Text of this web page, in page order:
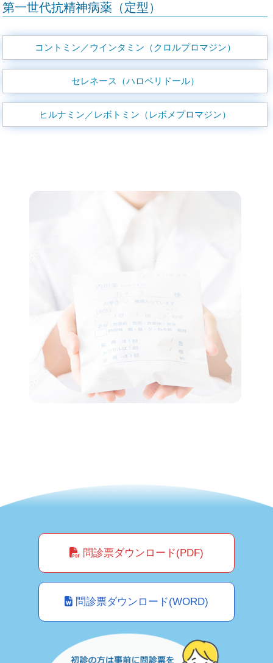
第一世代抗精神病薬（定型）
コントミン／ウインタミン（クロルプロマジン）
セレネース（ハロペリドール）
ヒルナミン／レボトミン（レボメプロマジン）
問診票ダウンロード(PDF)
問診票ダウンロード(WORD)